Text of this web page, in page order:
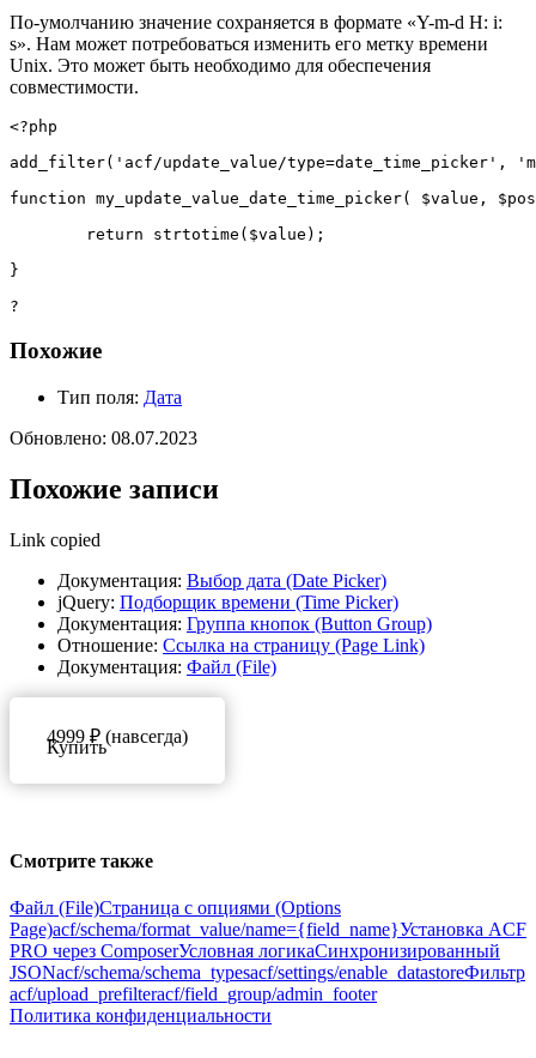
По-умолчанию значение сохраняется в формате «Y-m-d H: i:
s». Нам может потребоваться изменить его метку времени
Unix. Это может быть необходимо для обеспечения
совместимости.
<?php
add_filter( 'acf/update_value/type=date_time_picker' ,
function my_update_value_date_time_picker( $value ,
return
strtotime ( $value ) ;
}
?
Похожие
Тип поля: Дата
Обновлено: 08.07.2023
Похожие записи
Link copied
Документация: Выбор дата (Date Picker)
jQuery: Подборщик времени (Time Picker)
Документация: Группа кнопок (Button Group)
Отношение: Ссылка на страницу (Page Link)
Документация: Файл (File)
4999 ₽ (навсегда)
Купить
Смотрите также
Файл (File)Страница с опциями (Options
Page)acf/schema/format_value/name={field_name}Установка ACF
PRO через ComposerУсловная логикаСинхронизированный
JSONacf/schema/schema_typesacf/settings/enable_datastoreФильтр
acf/upload_prefilteracf/field_group/admin_footer
Политика конфиденциальности